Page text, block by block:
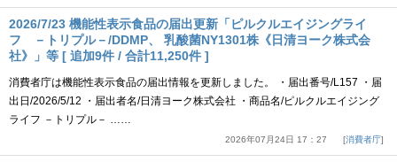
2026/7/23 機能性表示食品の届出更新「ピルクルエイジングライ
フ －トリプル－/DDMP、 乳酸菌NY1301株《日清ヨーク株式会
社》」等 [ 追加9件 / 合計11,250件 ]
消費者庁は機能性表示食品の届出情報を更新しました。 ・届出番号/L157 ・届
出日/2026/5/12 ・届出者名/日清ヨーク株式会社 ・商品名/ピルクルエイジング
ライフ －トリプル－ ……
2026年07月24日 17：27 消費者庁